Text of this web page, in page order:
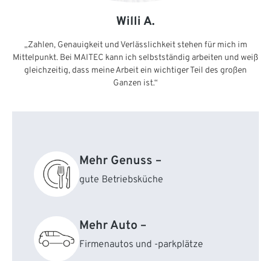
Willi A.
„Zahlen, Genauigkeit und Verlässlichkeit stehen für mich im
Mittelpunkt. Bei MAITEC kann ich selbstständig arbeiten und weiß
gleichzeitig, dass meine Arbeit ein wichtiger Teil des großen
Ganzen ist.“
Mehr Genuss –
gute Betriebsküche
Mehr Auto –
Firmenautos und -parkplätze